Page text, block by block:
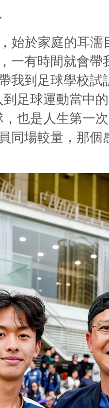
始於家庭的耳濡
一有時間就會帶
我到足球學校
足球運動當中
也是人生第一
同場較量，那